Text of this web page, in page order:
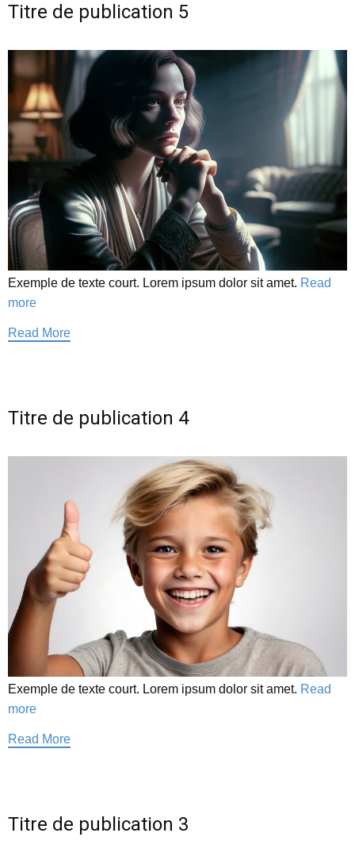
Titre de publication 5
Exemple de texte court. Lorem ipsum dolor sit amet. Read
more
Read More
Titre de publication 4
Exemple de texte court. Lorem ipsum dolor sit amet. Read
more
Read More
Titre de publication 3